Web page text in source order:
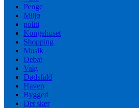
Penge
Miljø
politi
Kongehuset
Shopping
Musik
Debat
Valg
Dødsfald
Haven
Byggeri
Det sker